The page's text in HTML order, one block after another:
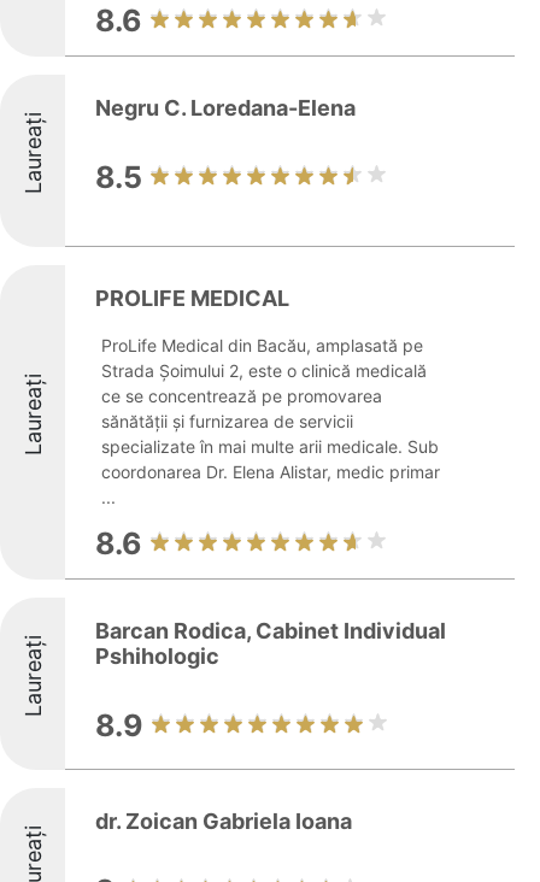
8.6
Laureați
Negru C. Loredana-Elena
8.5
Laureați
PROLIFE MEDICAL
ProLife Medical din Bacău, amplasată pe
Strada Șoimului 2, este o clinică medicală
ce se concentrează pe promovarea
sănătății și furnizarea de servicii
specializate în mai multe arii medicale. Sub
coordonarea Dr. Elena Alistar, medic primar
...
8.6
Laureați
Barcan Rodica, Cabinet Individual
Pshihologic
8.9
dr. Zoican Gabriela Ioana